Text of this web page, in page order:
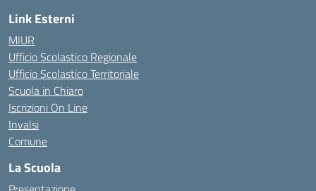
Link Esterni
MIUR
Ufficio Scolastico Regionale
Ufficio Scolastico Territoriale
Scuola in Chiaro
Iscrizioni On Line
Invalsi
Comune
La Scuola